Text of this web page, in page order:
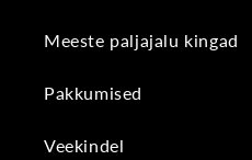
Meeste paljajalu kingad
Pakkumised
Veekindel